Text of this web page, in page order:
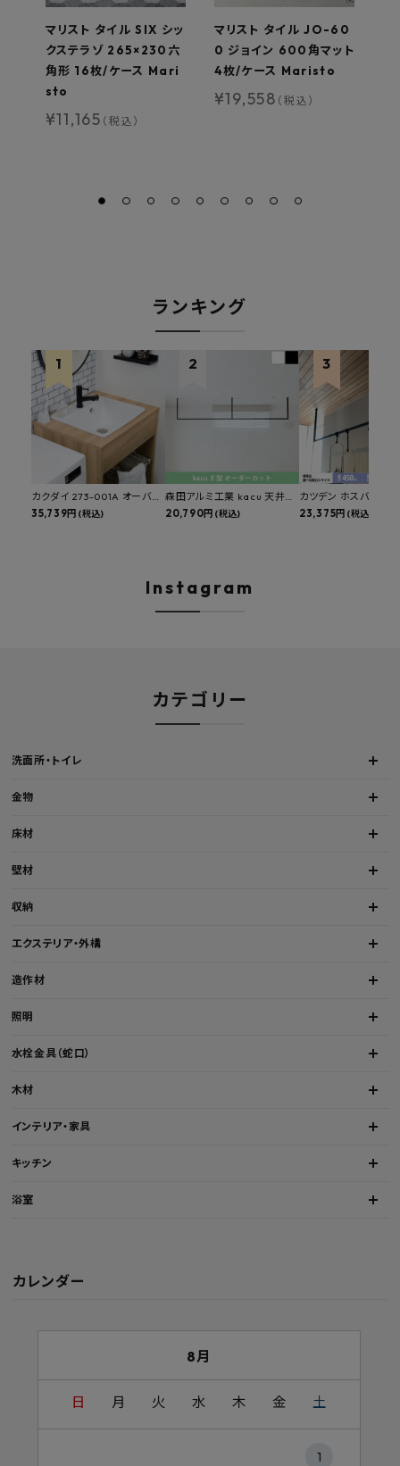
マリスト タイル SIX シッ
クステラゾ 265×230六
角形 16枚/ケース Mari
sto
¥11,165 （税込）
マリスト タイル JO-60
0 ジョイン 600角マット
4枚/ケース Maristo
¥19,558 （税込）
ランキング
カクダイ 273-001A オーバー
カウンタースロップシンク 選
35,739円 (税込)
森田アルミ工業 kacu 天井付
け物干し E型 サイズオーダー
20,790円 (税込)
カツデン ホスバ 天井
物干し 標準サイズ ス
23,375円 (税込)
Instagram
カテゴリー
洗面所・トイレ
金物
床材
壁材
収納
エクステリア・外構
造作材
照明
水栓金具（蛇口）
木材
インテリア・家具
キッチン
浴室
カレンダー
8月
日 月 火 水 木 金 土
1